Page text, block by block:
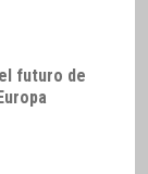
futuro de